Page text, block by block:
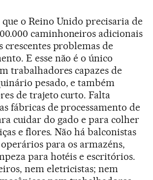
que o Reino Unido precisaria de
caminhoneiros adicionais
crescentes problemas de
E esse não é o único
trabalhadores capazes de
pesado, e também
de trajeto curto. Falta
fábricas de processamento de
cuidar do gado e para colher
e flores. Não há balconistas
para os armazéns,
para hotéis e escritórios.
nem eletricistas; nem